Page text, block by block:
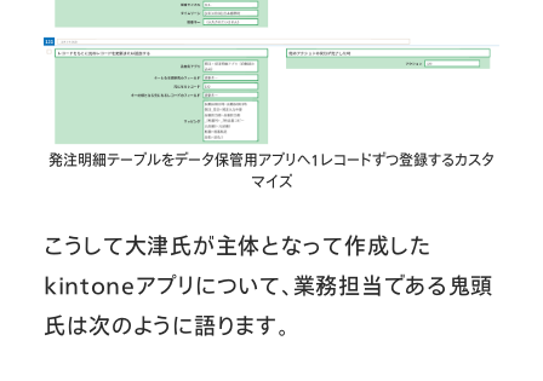
発注明細テーブルをデータ保管用アプリへ1レコードずつ登録するカスタ
マイズ
こうして大津氏が主体となって作成した
kintoneアプリについて、業務担当である鬼頭
氏は次のように語ります。